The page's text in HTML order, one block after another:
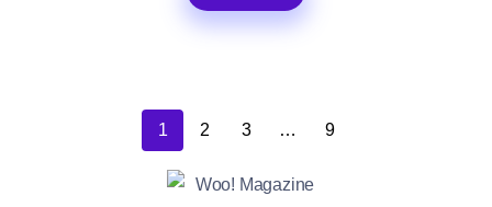
1 2 3 … 9